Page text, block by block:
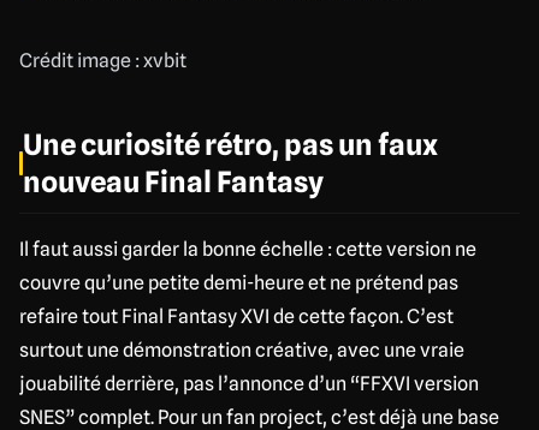
Crédit image : xvbit
Une curiosité rétro, pas un faux
nouveau Final Fantasy
Il faut aussi garder la bonne échelle : cette version ne
couvre qu’une petite demi-heure et ne prétend pas
refaire tout Final Fantasy XVI de cette façon. C’est
surtout une démonstration créative, avec une vraie
jouabilité derrière, pas l’annonce d’un “FFXVI version
SNES” complet. Pour un fan project, c’est déjà une base